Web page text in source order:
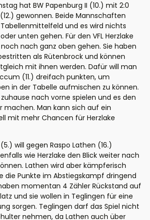
hat BW Papenburg II (10.) mit 2:0
gewonnen. Beide Mannschaften
und es wird nichts
unten gehen. Für den VFL Herzlake
nach ganz oben gehen. Sie haben
als Rütenbrock und können
mit ihnen werden. Dafür will man
(11.) dreifach punkten, um
in der Tabelle aufmischen zu können.
nach vorne spielen und es den
machen. Man kann sich auf ein
mit mehr Chancen für Herzlake
will gegen Raspo Lathen (16.)
wie Herzlake den Blick weiter nach
Lathen wird aber kämpferisch
die Punkte im Abstiegskampf dringend
momentan 4 Zähler Rückstand auf
und sie wollen in Teglingen für eine
sorgen. Teglingen darf das Spiel nicht
nehmen, da Lathen auch über